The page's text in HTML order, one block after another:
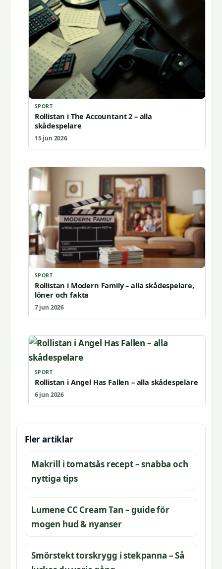
SPORT
Rollistan i The Accountant 2 – alla
skådespelare
15 jun 2026
SPORT
Rollistan i Modern Family – alla skådespelare,
löner och fakta
7 jun 2026
SPORT
Rollistan i Angel Has Fallen – alla skådespelare
6 jun 2026
Fler artiklar
Makrill i tomatsås recept – snabba och
nyttiga tips
Lumene CC Cream Tan – guide för
mogen hud & nyanser
Smörstekt torskrygg i stekpanna – Så